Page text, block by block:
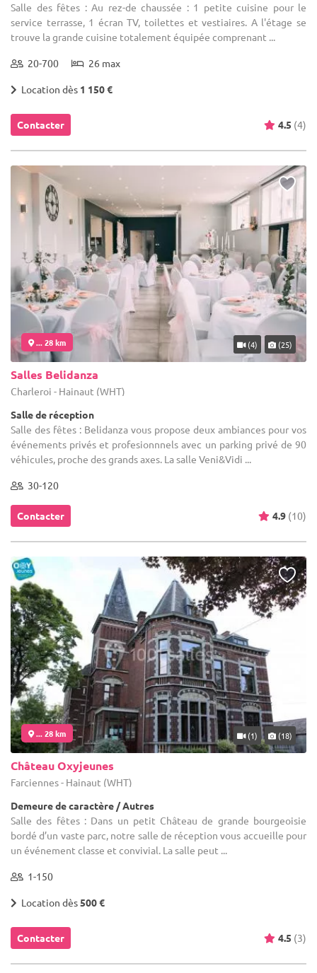
Salle des fêtes : Au rez-de chaussée : 1 petite cuisine pour le
service terrasse, 1 écran TV, toilettes et vestiaires. A l'étage se
trouve la grande cuisine totalement équipée comprenant ...
20-700 26 max
Location dès 1 150 €
Contacter 4.5 (4)
... 28 km (4) (25)
Salles Belidanza
Charleroi - Hainaut (WHT)
Salle de réception
Salle des fêtes : Belidanza vous propose deux ambiances pour vos
événements privés et profesionnnels avec un parking privé de 90
véhicules, proche des grands axes. La salle Veni&Vidi ...
30-120
Contacter 4.9 (10)
... 28 km (1) (18)
Château Oxyjeunes
Farciennes - Hainaut (WHT)
Demeure de caractère / Autres
Salle des fêtes : Dans un petit Château de grande bourgeoisie
bordé d’un vaste parc, notre salle de réception vous accueille pour
un événement classe et convivial. La salle peut ...
1-150
Location dès500 €
Contacter 4.5 (3)